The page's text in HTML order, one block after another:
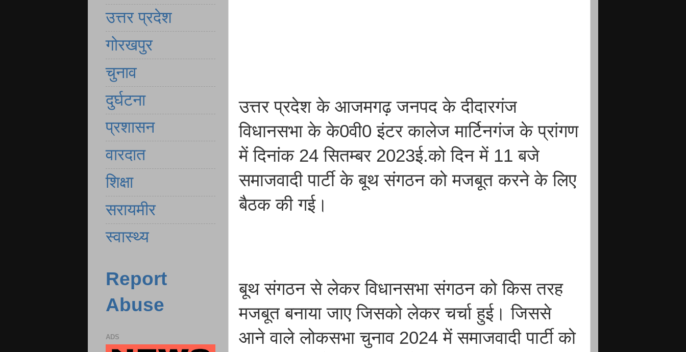
उत्तर प्रदेश के आजमगढ़ जनपद के दीदारगंज
विधानसभा के के0वी0 इंटर कालेज मार्टिनगंज के प्रांगण
में दिनांक 24 सितम्बर 2023ई.को दिन में 11 बजे
समाजवादी पार्टी के बूथ संगठन को मजबूत करने के लिए
बैठक की गई।
बूथ संगठन से लेकर विधानसभा संगठन को किस तरह
मजबूत बनाया जाए जिसको लेकर चर्चा हुई। जिससे
आने वाले लोकसभा चुनाव 2024 में समाजवादी पार्टी को
उत्तर प्रदेश
गोरखपुर
चुनाव
दुर्घटना
प्रशासन
वारदात
शिक्षा
सरायमीर
स्वास्थ्य
Report
Abuse
ADS